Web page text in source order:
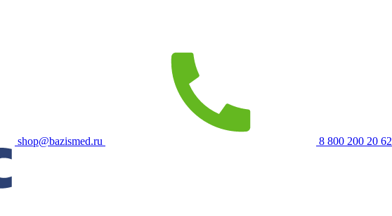
shop@bazismed.ru 8 800 200 20 62